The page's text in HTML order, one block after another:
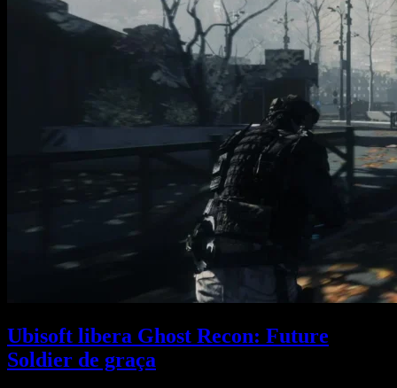
Ubisoft libera Ghost Recon: Future
Soldier de graça